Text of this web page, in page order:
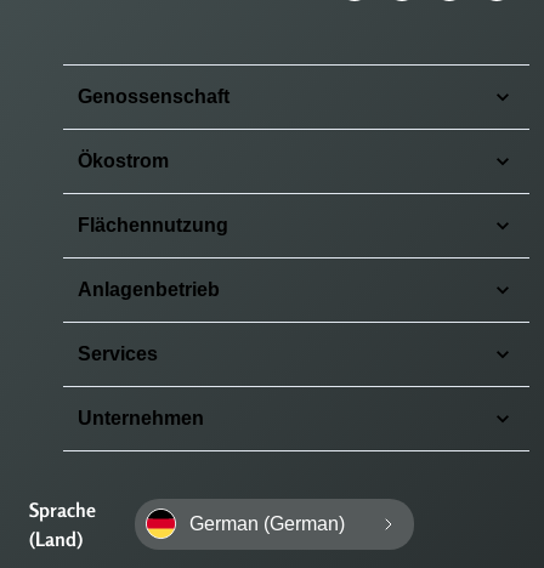
Genossenschaft
Ökostrom
Flächennutzung
Anlagenbetrieb
Services
Unternehmen
Sprache
(Land)
German (German)